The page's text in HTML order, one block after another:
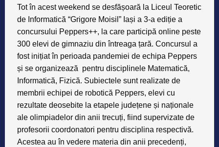
Tot în acest weekend se desfășoară la Liceul Teoretic
de Informatică “Grigore Moisil” Iași a 3-a ediție a
concursului Peppers++, la care participă online peste
300 elevi de gimnaziu din întreaga țară. Concursul a
fost inițiat în perioada pandemiei de echipa Peppers
și se organizează pentru disciplinele Matematică,
Informatică, Fizică. Subiectele sunt realizate de
membrii echipei de robotică Peppers, elevi cu
rezultate deosebite la etapele județene și naționale
ale olimpiadelor din anii trecuți, fiind supervizate de
profesorii coordonatori pentru disciplina respectivă.
Acestea au în vedere materia din anii precedenți,